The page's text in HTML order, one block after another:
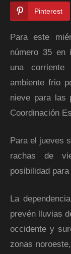
Pinterest
Para este
número 35 en
una corriente
ambiente frio
nieve para las
Coordinación
Para el jueves
rachas de
posibilidad
La
prevén lluvias
occidente y
zonas